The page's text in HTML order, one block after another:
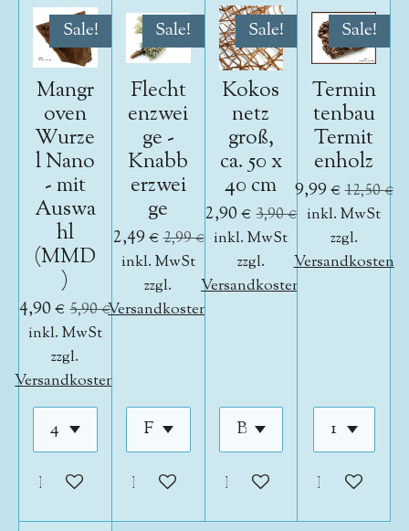
Sale!
Mangr
oven
Wurze
l Nano
- mit
Auswa
hl
(MMD
)
4,90 € 5,90 €
inkl. MwSt
zzgl.
Versandkosten
In den Warenkorb
Sale!
Flecht
enzwei
ge -
Knabb
erzwei
ge
2,49 €2,99 €
inkl. MwSt
zzgl.
Versandkosten
In den Warenkorb
Sale!
Kokos
netz
groß,
ca. 50 x
40 cm
2,90 € 3,90 €
inkl. MwSt
zzgl.
Versandkosten
In den Warenkorb
Sale!
Termin
tenbau
Termit
enholz
9,99 €12,50 €
inkl. MwSt
zzgl.
Versandkosten
In den